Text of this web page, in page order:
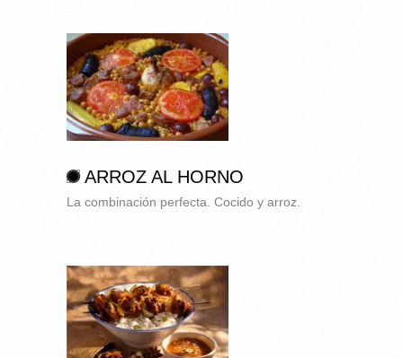
ARROZ AL HORNO
La combinación perfecta. Cocido y arroz.